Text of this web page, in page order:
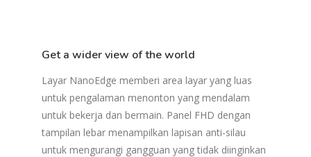
Get a wider view of the world
Layar NanoEdge memberi area layar yang luas
untuk pengalaman menonton yang mendalam
untuk bekerja dan bermain. Panel FHD dengan
tampilan lebar menampilkan lapisan anti-silau
untuk mengurangi gangguan yang tidak diinginkan